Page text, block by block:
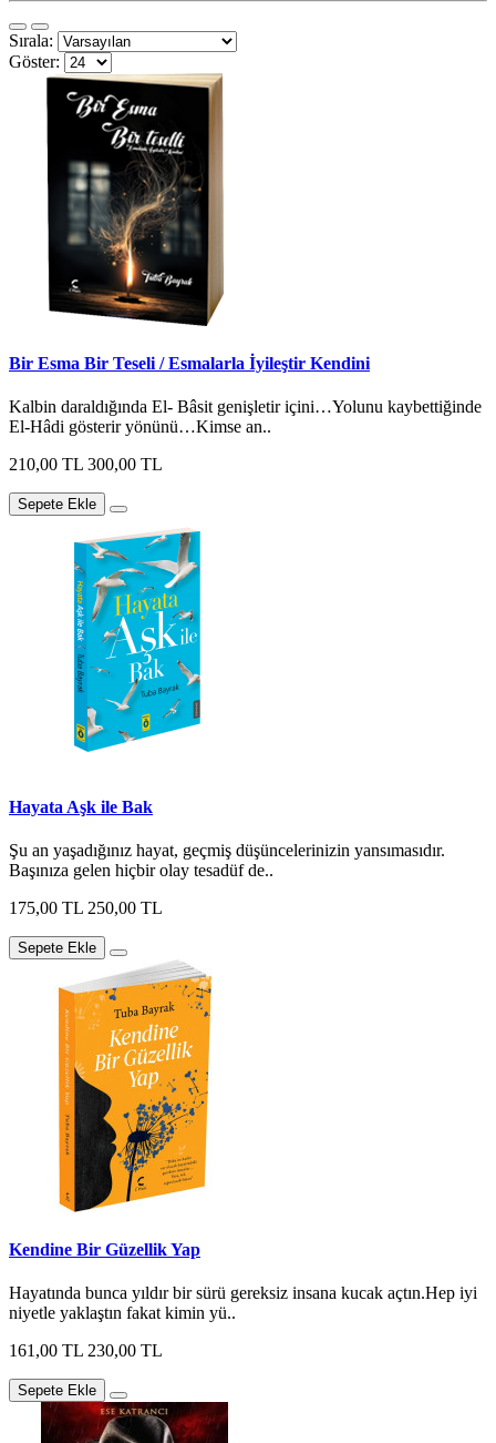
Sırala:
Göster:
Bir Esma Bir Teseli / Esmalarla İyileştir Kendini
Kalbin daraldığında El- Bâsit genişletir içini…Yolunu kaybettiğinde
El-Hâdi gösterir yönünü…Kimse an..
210,00 TL 300,00 TL
Sepete Ekle
Hayata Aşk ile Bak
Şu an yaşadığınız hayat, geçmiş düşüncelerinizin yansımasıdır.
Başınıza gelen hiçbir olay tesadüf de..
175,00 TL 250,00 TL
Sepete Ekle
Kendine Bir Güzellik Yap
Hayatında bunca yıldır bir sürü gereksiz insana kucak açtın.Hep iyi
niyetle yaklaştın fakat kimin yü..
161,00 TL 230,00 TL
Sepete Ekle